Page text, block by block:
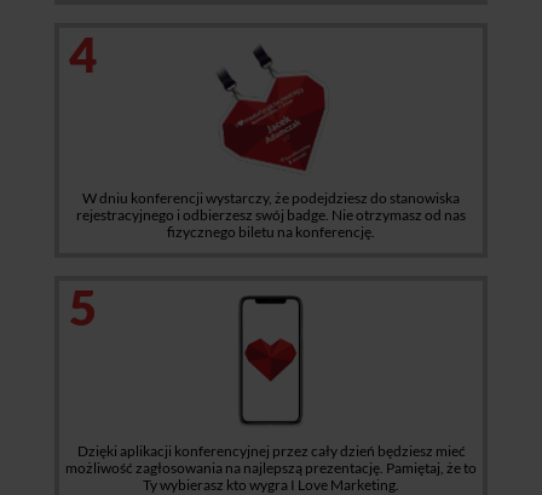
4
W dniu konferencji wystarczy, że podejdziesz do stanowiska
rejestracyjnego i odbierzesz swój badge. Nie otrzymasz od nas
fizycznego biletu na konferencję.
5
Dzięki aplikacji konferencyjnej przez cały dzień będziesz mieć
możliwość zagłosowania na najlepszą prezentację. Pamiętaj, że to
Ty wybierasz kto wygra I Love Marketing.